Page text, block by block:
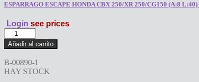
-
BIZ
(A:6
L:40)
cantidad
ESPARRAGO ESCAPE HONDA CBX 250/XR 250/CG150 (A:8 L:40)
Login see prices
ESPARRAGO
ESCAPE
HONDA
CBX
250/XR
250/CG150
Añadir al carrito
B-00890-1
HAY STOCK